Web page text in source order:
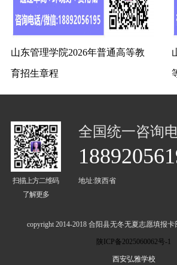
山东管理学院2026年普通高等教
育招生章程
扫描上方二维码
了解更多
全国统一咨询
地址:陕西省
copyright 2014-2018 合阳县无冬无夏志愿填报卡
陕ICP备2025060062号-1
西安弘雅学校